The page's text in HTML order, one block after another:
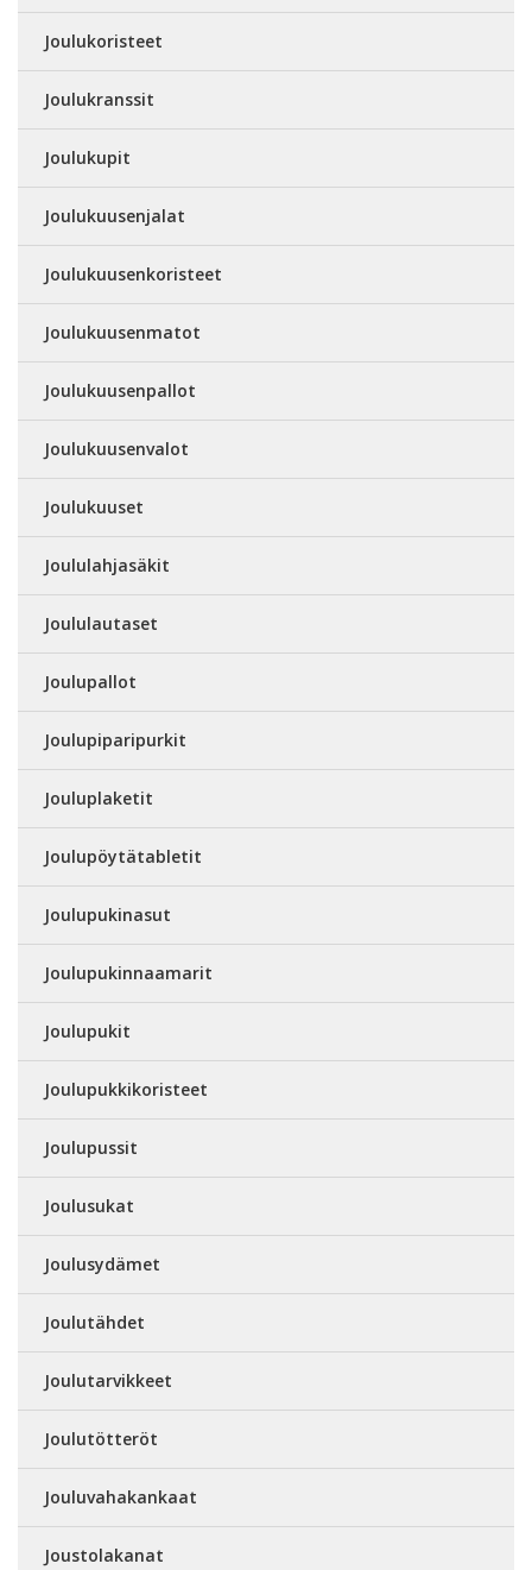
Joulukoristeet
Joulukranssit
Joulukupit
Joulukuusenjalat
Joulukuusenkoristeet
Joulukuusenmatot
Joulukuusenpallot
Joulukuusenvalot
Joulukuuset
Joululahjasäkit
Joululautaset
Joulupallot
Joulupiparipurkit
Jouluplaketit
Joulupöytätabletit
Joulupukinasut
Joulupukinnaamarit
Joulupukit
Joulupukkikoristeet
Joulupussit
Joulusukat
Joulusydämet
Joulutähdet
Joulutarvikkeet
Joulutötteröt
Jouluvahakankaat
Joustolakanat